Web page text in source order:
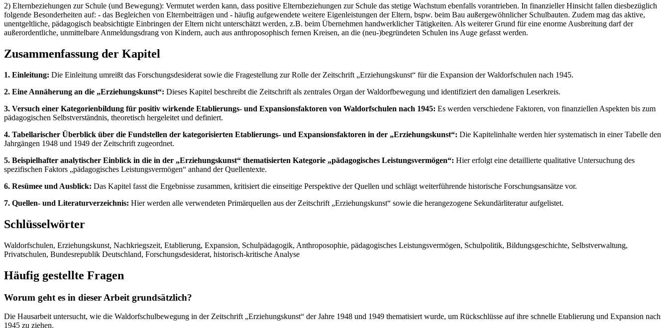
2) Elternbeziehungen zur Schule (und Bewegung): Vermutet werden kann, dass positive Elternbeziehungen zur Schule das stetige Wachstum ebenfalls vorantrieben. In finanzieller Hinsicht fallen diesbezüglich
folgende Besonderheiten auf: - das Begleichen von Elternbeiträgen und - häufig aufgewendete weitere Eigenleistungen der Eltern, bspw. beim Bau außergewöhnlicher Schulbauten. Zudem mag das aktive,
unentgeltliche, pädagogisch beabsichtigte Einbringen der Eltern nicht unterschätzt werden, z.B. beim Übernehmen handwerklicher Tätigkeiten. Als weiterer Grund für eine enorme Ausbreitung darf der
außerordentliche, unmittelbare Anmeldungsdrang von Kindern, auch aus anthroposophisch fernen Kreisen, an die (neu-)begründeten Schulen ins Auge gefasst werden.
Zusammenfassung der Kapitel
1. Einleitung: Die Einleitung umreißt das Forschungsdesiderat sowie die Fragestellung zur Rolle der Zeitschrift „Erziehungskunst“ für die Expansion der Waldorfschulen nach 1945.
2. Eine Annäherung an die „Erziehungskunst“: Dieses Kapitel beschreibt die Zeitschrift als zentrales Organ der Waldorfbewegung und identifiziert den damaligen Leserkreis.
3. Versuch einer Kategorienbildung für positiv wirkende Etablierungs- und Expansionsfaktoren von Waldorfschulen nach 1945: Es werden verschiedene Faktoren, von finanziellen Aspekten bis zum
pädagogischen Selbstverständnis, theoretisch hergeleitet und definiert.
4. Tabellarischer Überblick über die Fundstellen der kategorisierten Etablierungs- und Expansionsfaktoren in der „Erziehungskunst“: Die Kapitelinhalte werden hier systematisch in einer Tabelle den
Jahrgängen 1948 und 1949 der Zeitschrift zugeordnet.
5. Beispielhafter analytischer Einblick in die in der „Erziehungskunst“ thematisierten Kategorie „pädagogisches Leistungsvermögen“: Hier erfolgt eine detaillierte qualitative Untersuchung des
spezifischen Faktors „pädagogisches Leistungsvermögen“ anhand der Quellentexte.
6. Resümee und Ausblick: Das Kapitel fasst die Ergebnisse zusammen, kritisiert die einseitige Perspektive der Quellen und schlägt weiterführende historische Forschungsansätze vor.
7. Quellen- und Literaturverzeichnis: Hier werden alle verwendeten Primärquellen aus der Zeitschrift „Erziehungskunst“ sowie die herangezogene Sekundärliteratur aufgelistet.
Schlüsselwörter
Waldorfschulen, Erziehungskunst, Nachkriegszeit, Etablierung, Expansion, Schulpädagogik, Anthroposophie, pädagogisches Leistungsvermögen, Schulpolitik, Bildungsgeschichte, Selbstverwaltung,
Privatschulen, Bundesrepublik Deutschland, Forschungsdesiderat, historisch-kritische Analyse
Häufig gestellte Fragen
Worum geht es in dieser Arbeit grundsätzlich?
Die Hausarbeit untersucht, wie die Waldorfschulbewegung in der Zeitschrift „Erziehungskunst“ der Jahre 1948 und 1949 thematisiert wurde, um Rückschlüsse auf ihre schnelle Etablierung und Expansion nach
1945 zu ziehen.